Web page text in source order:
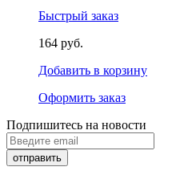
Быстрый заказ
164 руб.
Добавить в корзину
Оформить заказ
Подпишитесь на новости